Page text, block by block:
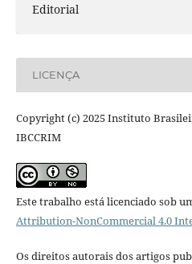
Editorial
LICENÇA
Copyright (c) 2025 Instituto
IBCCRIM
Este trabalho está licenciado sob
Attribution-NonCommercial 4.0
Os direitos autorais dos artigos